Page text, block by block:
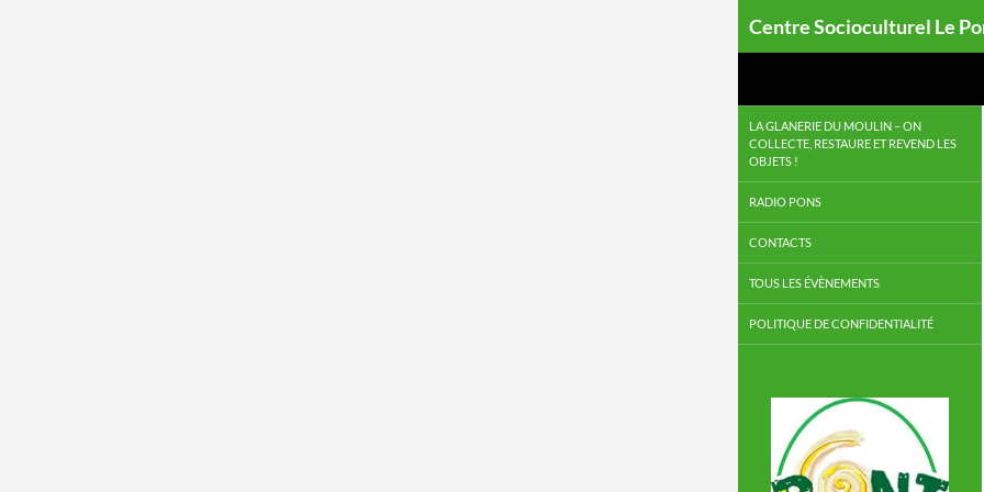
Centre Socioculturel Le
LA GLANERIE DU MOULIN – ON
COLLECTE, RESTAURE ET REVEND LES
OBJETS !
RADIO PONS
CONTACTS
TOUS LES ÉVÈNEMENTS
POLITIQUE DE CONFIDENTIALITÉ